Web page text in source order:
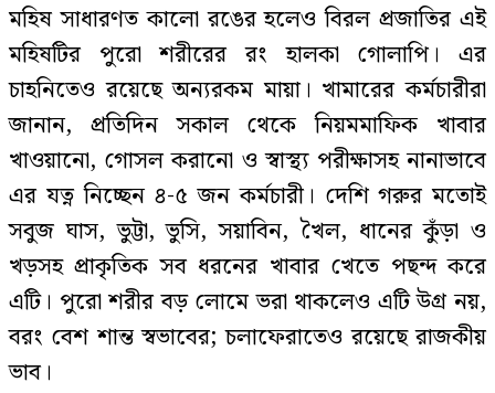
মহিষ সাধারণত কালো রঙের হলেও বিরল প্রজাতির এই
মহিষটির পুরো শরীরের রং হালকা গোলাপি। এর
চাহনিতেও রয়েছে অন্যরকম মায়া। খামারের কর্মচারীরা
জানান, প্রতিদিন সকাল থেকে নিয়মমাফিক খাবার
খাওয়ানো, গোসল করানো ও স্বাস্থ্য পরীক্ষাসহ নানাভাবে
এর যত্ন নিচ্ছেন ৪-৫ জন কর্মচারী। দেশি গরুর মতোই
সবুজ ঘাস, ভুট্টা, ভুসি, সয়াবিন, খৈল, ধানের কুঁড়া ও
খড়সহ প্রাকৃতিক সব ধরনের খাবার খেতে পছন্দ করে
এটি। পুরো শরীর বড় লোমে ভরা থাকলেও এটি উগ্র নয়,
বরং বেশ শান্ত স্বভাবের; চলাফেরাতেও রয়েছে রাজকীয়
ভাব।